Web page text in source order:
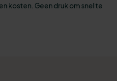
kosten. Geen druk om snel te